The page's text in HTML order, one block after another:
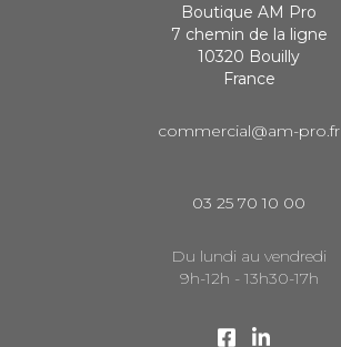
Boutique AM Pro
7 chemin de la ligne
10320 Bouilly
France
commercial@am-pro.fr
03 25 70 10 00
Du lundi au vendredi
9h-12h - 13h30-17h